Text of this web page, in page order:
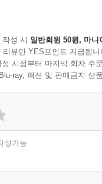
220
과 핵심가치(core
외부 환경에 대한 분석
방법론을 기반으로 한,
체적 적용을 설명한
것인가에 대한 탐구를
라 생각한다.
, 시행, 평가의 세 단계
성 시 일반회원 50원, 마니
뷰만 YES포인트 지급됩니
시점부터 마지막 회차 주
ray, 패션 및 판매금지 상
성가능